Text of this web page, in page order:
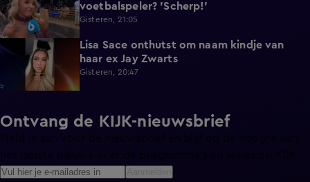
voetbalspeler? 'Scherp!'
Gisteren, 21:05
0:14
Lisa Sace onthutst om naam kindje van
haar ex Jay Zwarts
Gisteren, 20:47
Ontvang de KIJK-nieuwsbrief